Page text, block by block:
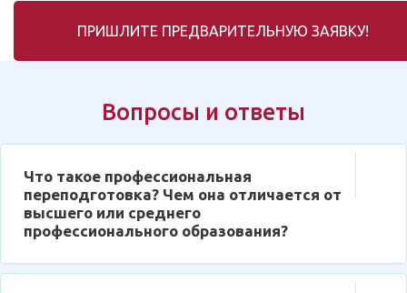
ПРИШЛИТЕ ПРЕДВАРИТЕЛЬНУЮ ЗАЯВКУ!
Вопросы и ответы
Что такое профессиональная
переподготовка? Чем она отличается от
высшего или среднего
профессионального образования?